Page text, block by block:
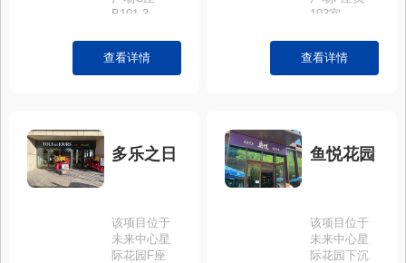
B101-3。
查看详情
103室
查看详情
多乐之日
该项目位于
未来中心星
际花园F座
鱼悦花园
该项目位于
未来中心星
际花园下沉